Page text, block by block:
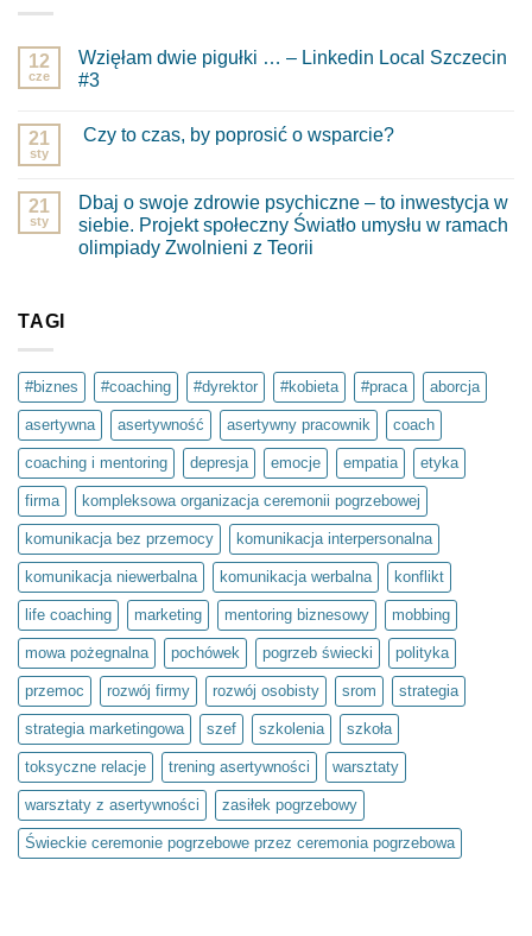
12
cze
Wzięłam dwie pigułki … – Linkedin Local Szczecin
#3
do
Wzięłam
…
–
Linkedin
Local
Szczecin
21
sty
Czy to czas, by poprosić o wsparcie?
Czy
to
czas,
by
21
sty
Dbaj o swoje zdrowie psychiczne – to inwestycja w
siebie. Projekt społeczny Światło umysłu w ramach
olimpiady Zwolnieni z Teorii
psychiczne
–
to
inwestycja
w
siebie.
Projekt
społeczny
Światło
umysłu
w
ramach
olimpiady
Zwolnieni
z
Teorii
TAGI
#biznes #coaching #dyrektor #kobieta #praca aborcja
asertywna asertywność asertywny pracownik coach
coaching i mentoring depresja emocje empatia etyka
firma kompleksowa organizacja ceremonii pogrzebowej
komunikacja bez przemocy komunikacja interpersonalna
komunikacja niewerbalna komunikacja werbalna konflikt
life coaching marketing mentoring biznesowy mobbing
mowa pożegnalna pochówek pogrzeb świecki polityka
przemoc rozwój firmy rozwój osobisty srom strategia
strategia marketingowa szef szkolenia szkoła
toksyczne relacje trening asertywności warsztaty
warsztaty z asertywności zasiłek pogrzebowy
Świeckie ceremonie pogrzebowe przez ceremonia pogrzebowa